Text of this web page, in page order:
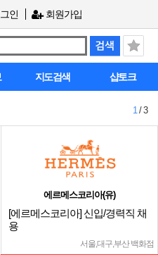
인 회원가입
지도검색 샵토크
1/ 3
에르메스코리아(유)
[에르메스코리아] 신입/경력직 채
용
서울,대구,부산 백화점